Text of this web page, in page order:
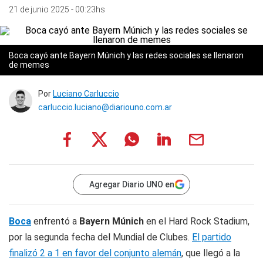
21 de junio 2025 - 00:23hs
Boca cayó ante Bayern Múnich y las redes sociales se llenaron
de memes
Por Luciano Carluccio
carluccio.luciano@diariouno.com.ar
Agregar Diario UNO en
Boca enfrentó a Bayern Múnich en el Hard Rock Stadium,
por la segunda fecha del Mundial de Clubes. El partido
finalizó 2 a 1 en favor del conjunto alemán, que llegó a la